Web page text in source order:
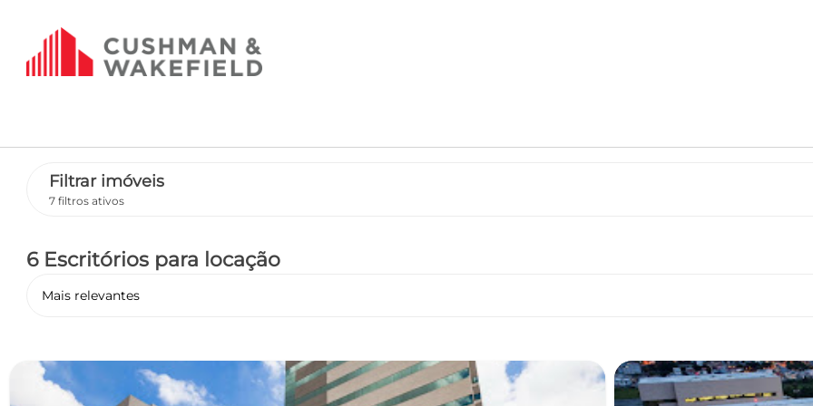
Filtrar imóveis
7 filtros ativos
6 Escritórios para locação
Mais relevantes